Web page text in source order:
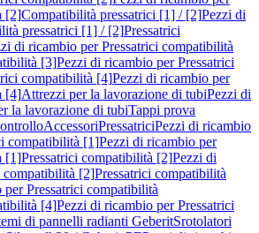
[2]Compatibilità pressatrici [1] / [2]Pezzi di
pressatrici [1] / [2]Pressatrici
di ricambio per Pressatrici compatibilità
[3]Pezzi di ricambio per Pressatrici
compatibilità [4]Pezzi di ricambio per
[4]Attrezzi per la lavorazione di tubiPezzi di
la lavorazione di tubiTappi prova
AccessoriPressatriciPezzi di ricambio
compatibilità [1]Pezzi di ricambio per
[1]Pressatrici compatibilità [2]Pezzi di
compatibilità [2]Pressatrici compatibilità
Pressatrici compatibilità
[4]Pezzi di ricambio per Pressatrici
di pannelli radianti GeberitSrotolatori